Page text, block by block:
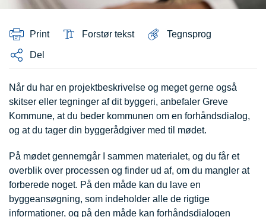
Print Forstør tekst Tegnsprog
Del
Når du har en projektbeskrivelse og meget gerne også
skitser eller tegninger af dit byggeri, anbefaler Greve
Kommune, at du beder kommunen om en forhåndsdialog,
og at du tager din byggerådgiver med til mødet.
På mødet gennemgår I sammen materialet, og du får et
overblik over processen og finder ud af, om du mangler at
forberede noget. På den måde kan du lave en
byggeansøgning, som indeholder alle de rigtige
informationer, og på den måde kan forhåndsdialogen